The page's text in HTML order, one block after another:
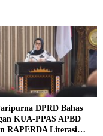
DPRD Bahas
KUA-PPAS APBD
RAPERDA Literasi